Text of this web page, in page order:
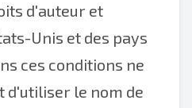
d'auteur et
Unis et des pays
ces conditions ne
d'utiliser le nom de